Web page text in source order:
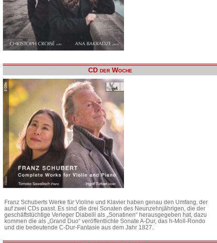
CD der Woche
Franz Schuberts Werke für Violine und Klavier haben genau den Umfang, der
auf zwei CDs passt. Es sind die drei Sonaten des Neunzehnjährigen, die der
geschäftstüchtige Verleger Diabelli als „Sonatinen“ herausgegeben hat, dazu
kommen die als „Grand Duo“ veröffentlichte Sonate A-Dur, das h-Moll-Rondo
und die bedeutende C-Dur-Fantasie aus dem Jahr 1827.